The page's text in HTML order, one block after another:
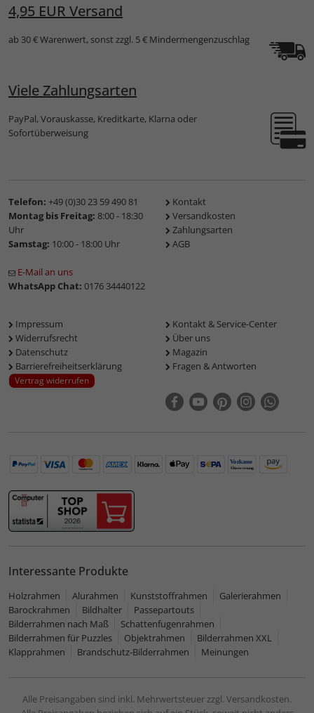
4,95 EUR Versand
ab 30 € Warenwert, sonst zzgl. 5 € Mindermengenzuschlag
Viele Zahlungsarten
PayPal, Vorauskasse, Kreditkarte, Klarna oder
Sofortüberweisung
Telefon: +49 (0)30 23 59 490 81
Montag bis Freitag: 8:00 - 18:30
Uhr
Samstag: 10:00 - 18:00 Uhr
E-Mail an uns
WhatsApp Chat: 0176 34440122
Kontakt
Versandkosten
Zahlungsarten
AGB
Impressum
Widerrufsrecht
Datenschutz
Barrierefreiheitserklärung
Vertrag widerrufen
Kontakt & Service-Center
Über uns
Magazin
Fragen & Antworten
Interessante Produkte
Holzrahmen Alurahmen Kunststoffrahmen
Galerierahmen
Barockrahmen
Bildhalter
Passepartouts
Bilderrahmen nach Maß
Schattenfugenrahmen
Bilderrahmen für Puzzles
Objektrahmen
Bilderrahmen XXL
Klapprahmen
Brandschutz-Bilderrahmen Meinungen
Alle Preisangaben sind inkl. Mehrwertsteuer zzgl. Versandkosten.